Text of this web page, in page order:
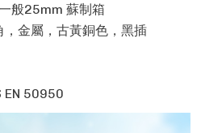
般25mm 蘇制箱
金屬，古黃銅色，黑插
EN 50950